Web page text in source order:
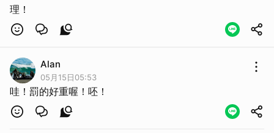
理！
Alan
05月15日05:53
哇！罰的好重喔！呸！